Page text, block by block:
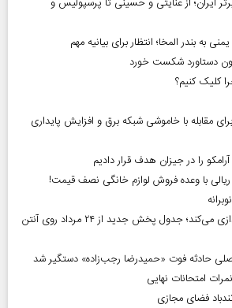
به بندر المخا؛ انتظار برای بیانیه مهم
دستاورد شکست خورد
کلیک کنیم؟
مقابله با خاموشی شبکه برق و افزایش پایداری
را در جیزان هدف قرار دادیم
رادیو فرهنگ پوست‌اندازی می‌کند؛ جدول پخش جدید از ۲۴ مرداد روی آنتن
حادثه فوت «حمیدرضا رجب‌زاده» دستگیر شد
فضای مجازی